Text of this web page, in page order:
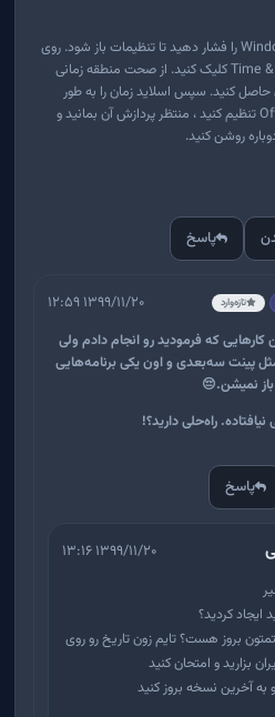
کلید Windows + I را فشار دهید تا تنظیمات باز شود. روی
Time & Language کلیک کنید. از صحت منطقه زمانی
حاصل کنید. سپس اسلاید زمان را به طور
خودکار روی Off تنظیم کنید ، منتظر پردازش آن بمانید و
روشن کنید.
پاسخ
تازه‌وارد
۱۳۹۹/۱۱/۲۰ ۱۲:۵۹
که فرمودید رو انجام دادم ولی
پینت سه‌بعدی و اون یکی برنامه‌هایی
نمیشن.😔
راه‌حلی دارید؟!
پاسخ
۱۳۹۹/۱۱/۲۰ ۱۳:۱۶
بروز هست؟ تایم زون تاریخ رو روی
بزارید و امتحان کنید